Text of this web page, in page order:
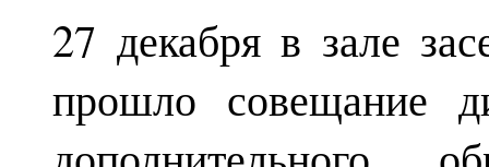
27 декабря в зале
прошло совещание